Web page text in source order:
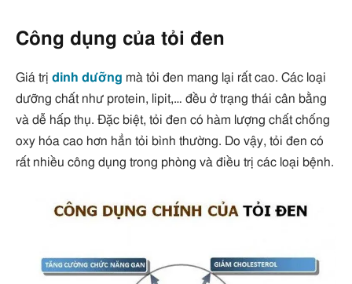
Công dụng của tỏi đen
Giá trị dinh dưỡng mà tỏi đen mang lại rất cao. Các loại
dưỡng chất như protein, lipit,… đều ở trạng thái cân bằng
và dễ hấp thụ. Đặc biệt, tỏi đen có hàm lượng chất chống
oxy hóa cao hơn hẳn tỏi bình thường. Do vậy, tỏi đen có
rất nhiều công dụng trong phòng và điều trị các loại bệnh.